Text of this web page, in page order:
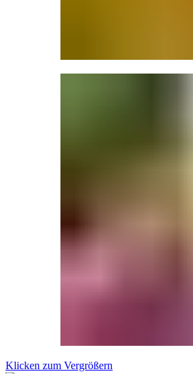
Klicken zum Vergrößern